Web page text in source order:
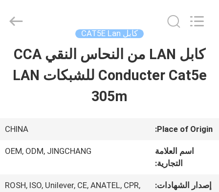
منزل،
بيت
أشرطة
Industry
كابل CAT5E Lan
كابل LAN من النحاس النقي CCA
Conducter Cat5e للشبكات LAN
305m
Place of Origin:
CHINA
اسم العلامة
التجارية:
OEM, ODM, JINGCHANG
إصدار الشهادات:
ROSH, ISO, Unilever, CE, ANATEL, CPR,